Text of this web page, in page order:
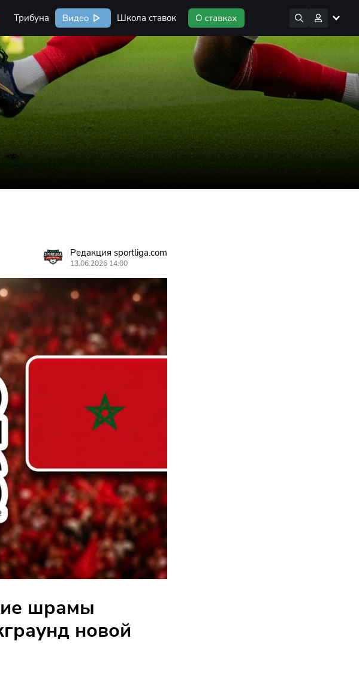
Трибуна Видео Школа ставок
Редакция sportliga.com
13.06.2026 14:00
шрамы
новой